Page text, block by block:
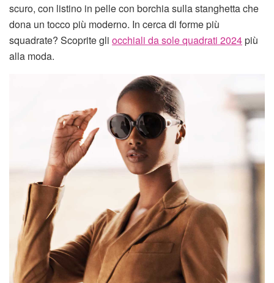
scuro, con listino in pelle con borchia sulla stanghetta che
dona un tocco più moderno. In cerca di forme più
squadrate? Scoprite gli occhiali da sole quadrati 2024più
alla moda.